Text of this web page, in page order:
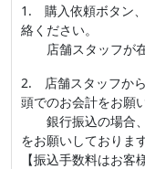
1. 購入依頼ボタン
絡ください。
店舗スタッフが在
2. 店舗スタッフか
頭でのお会計をお願
銀行振込の場合、
をお願いしております
【振込手数料はお客